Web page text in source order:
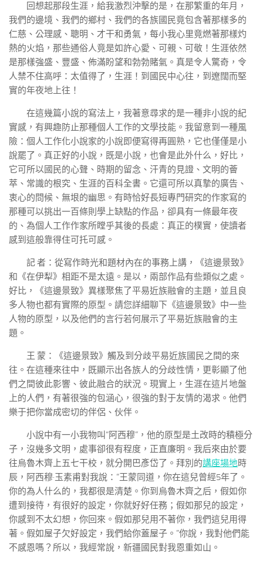
回想起那段生涯，給我激烈沖擊的是，在那繁重的年月，
我們的邊境、我們的鄉村、我們的各族國民竟包含著那樣多的
仁慈、公理感、聰明、才干和勇氣，每小我心里竟燃著那樣灼
熱的火焰，那些通俗人竟是如許心愛、可親、可敬！生涯依然
是那樣強盛、豐盛、佈滿盼望和勃勃賭氣。真是令人驚奇，令
人禁不住高呼：太值得了，生涯！到國民中心往，到遼闊而堅
實的年夜地上往！
在這幾篇小說的寫法上，我著意尋求的是一種非小說的紀
實感，有興趣防止那種個人工作的文學技能。我留意到一種風
險：個人工作化小說家的小說即便寫得再圓熟，它也僅僅是小
說罷了。真正好的小說，既是小說，也會是此外什么，好比，
它可所以國民的心聲、時期的留念、汗青的見證、文明的薈
萃、常識的根究、生涯的百科全書。它還可所以真摯的廣告、
衷心的問候、無垠的幽思。有時恰好長短專門研究的作家寫的
那種可以挑出一百條則學上缺點的作品，卻具有一條最年夜
的、為個人工作作家所瞠乎其後的長處：真正的樸實，使讀者
感到這般靠得住可托可感。
記 者：從寫作時光和題材內在的事務上講，《這邊景致》
和《在伊犁》相距不是太遠。是以，兩部作品有些類似之處。
好比，《這邊景致》異樣聚焦了平易近族融會的主題，並且良
多人物也都有實際的原型。請您詳細聊下《這邊景致》中一些
人物的原型，以及他們的言行若何展示了平易近族融會的主
題。
王 蒙：《這邊景致》觸及到分歧平易近族國民之間的來
往。在這種來往中，既顯示出各族人的分歧性情，更彰顯了他
們之間彼此影響、彼此融合的狀況。現實上，生涯在這片地盤
上的人們，有著很強的包涵心，很強的對于友情的渴求。他們
樂于把你當成密切的伴侶、伙伴。
小說中有一小我物叫“阿西穆”，他的原型是土改時的積極分
子，沒幾多文明，處事卻很有程度，正直廉明。我后來由於要
往烏魯木齊上五七干校，就分開巴彥岱了。拜別的講座場地時
辰，阿西穆·玉素甫對我說：“王蒙同道，你在這兒曾經5年了。
你的為人什么的，我都很是清楚。你到烏魯木齊之后，假如你
遭到接待，有很好的設定，你就好好任務；假如那兒的設定，
你感到不太幻想，你回來。假如那兒用不著你，我們這兒用得
著。假如屋子欠好設定，我們給你蓋屋子。”你說，我對他們能
不感恩嗎？所以，我經常說，新疆國民對我恩重如山。